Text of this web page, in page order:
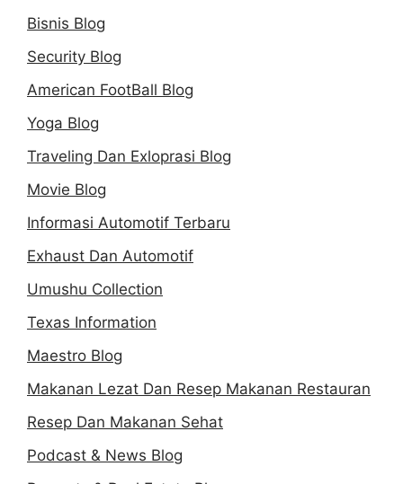
Bisnis Blog
Security Blog
American FootBall Blog
Yoga Blog
Traveling Dan Exloprasi Blog
Movie Blog
Informasi Automotif Terbaru
Exhaust Dan Automotif
Umushu Collection
Texas Information
Maestro Blog
Makanan Lezat Dan Resep Makanan Restauran
Resep Dan Makanan Sehat
Podcast & News Blog